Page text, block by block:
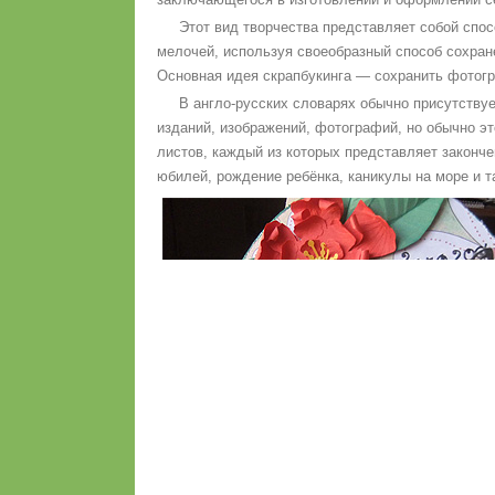
Этот вид творчества представляет собой
мелочей, используя своеобразный способ
Основная идея скрапбукинга — сохранить
В англо-русских словарях обычно
изданий, изображений, фотографий, но обычно
листов, каждый из которых представляет
юбилей, рождение ребёнка, каникулы на море и